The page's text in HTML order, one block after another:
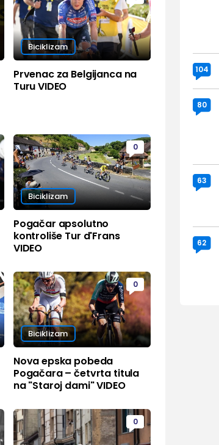
Biciklizam
Prvenac za Belgijanca na
Turu VIDEO
0
Biciklizam
Pogačar apsolutno
kontroliše Tur d'Frans
VIDEO
0
Biciklizam
Nova epska pobeda
Pogačara – četvrta titula
na "Staroj dami" VIDEO
0
104
80
63
62